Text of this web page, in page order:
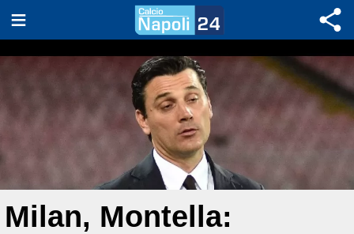
Milan, Montella: